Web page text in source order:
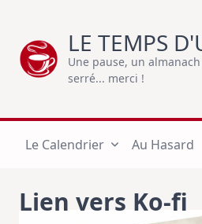
content
LE TEMPS
Une pause, un
serré... merci !
Le Calendrier Au Hasard
Lien vers Ko-fi